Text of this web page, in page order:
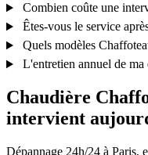
Combien coûte une
Êtes-vous le service
Quels modèles
L'entretien annuel de
Chaudière
intervient
Dépannage 24h/24 à